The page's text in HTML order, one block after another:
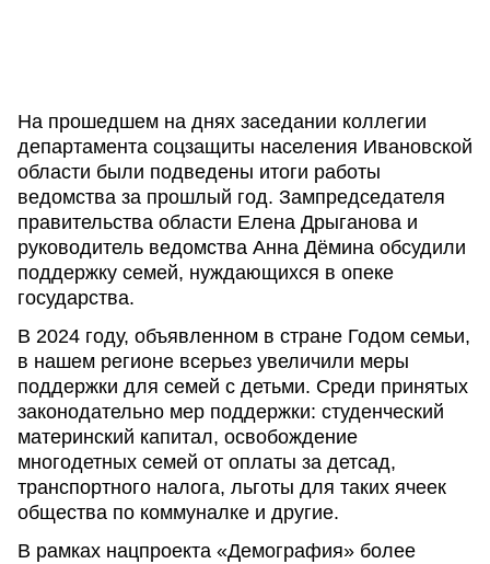
На прошедшем на днях заседании коллегии
департамента соцзащиты населения Ивановской
области были подведены итоги работы
ведомства за прошлый год. Зампредседателя
правительства области Елена Дрыганова и
руководитель ведомства Анна Дёмина обсудили
поддержку семей, нуждающихся в опеке
государства.
В 2024 году, объявленном в стране Годом семьи,
в нашем регионе всерьез увеличили меры
поддержки для семей с детьми. Среди принятых
законодательно мер поддержки: студенческий
материнский капитал, освобождение
многодетных семей от оплаты за детсад,
транспортного налога, льготы для таких ячеек
общества по коммуналке и другие.
В рамках нацпроекта «Демография» более